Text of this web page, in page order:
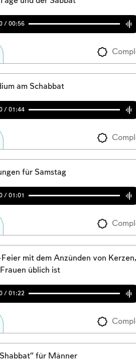
/ 00:56
am Schabbat
/ 01:44
für Samstag
/ 01:01
mit dem Anzünden von Kerzen,
üblich ist
/ 01:22
für Männer
as learned, you'll need to
log in.
Login